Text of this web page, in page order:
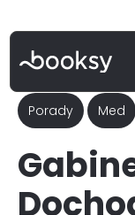
Porady Med